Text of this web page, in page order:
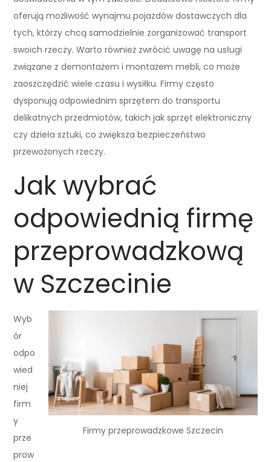
oferują możliwość wynajmu pojazdów dostawczych dla
tych, którzy chcą samodzielnie zorganizować transport
swoich rzeczy. Warto również zwrócić uwagę na usługi
związane z demontażem i montażem mebli, co może
zaoszczędzić wiele czasu i wysiłku. Firmy często
dysponują odpowiednim sprzętem do transportu
delikatnych przedmiotów, takich jak sprzęt elektroniczny
czy dzieła sztuki, co zwiększa bezpieczeństwo
przewożonych rzeczy.
Jak wybrać
odpowiednią firmę
przeprowadzkową
w Szczecinie
Firmy przeprowadzkowe Szczecin
Wyb
ór
odpo
wied
niej
firm
y
prze
prow